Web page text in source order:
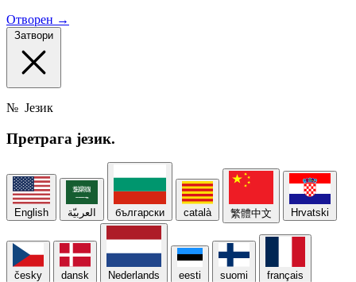
Отворен →
Затвори
№ Језик
Претрага језик.
English العربيّة български català 繁體中文 Hrvatski
česky dansk Nederlands eesti suomi français